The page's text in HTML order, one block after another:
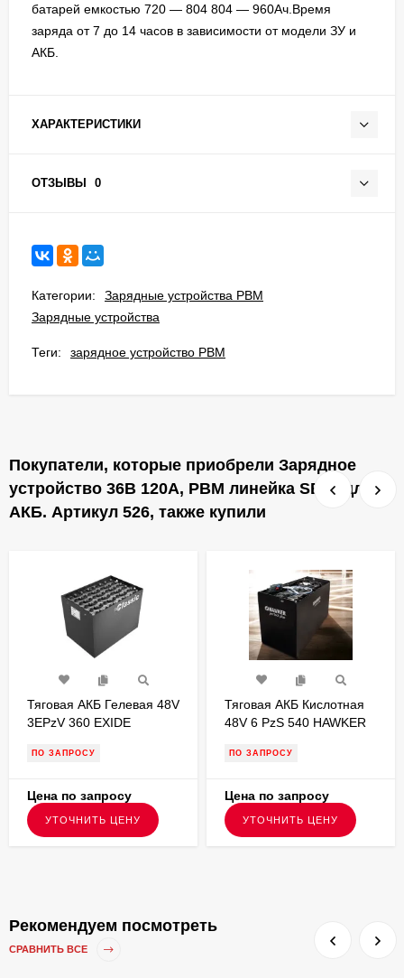
батарей емкостью 720 — 804 804 — 960Ач.Время
заряда от 7 до 14 часов в зависимости от модели ЗУ и
АКБ.
ХАРАКТЕРИСТИКИ
ОТЗЫВЫ 0
Категории:
Зарядные устройства PBM
Зарядные устройства
Теги: зарядное устройство PBM
Покупатели, которые приобрели Зарядное
устройство 36В 120А, PBM линейка SE M для
АКБ. Артикул 526, также купили
Тяговая АКБ Гелевая 48V
3EPzV 360 EXIDE
FKB000163
ПО ЗАПРОСУ
Цена по запросу
УТОЧНИТЬ ЦЕНУ
Тяговая АКБ Кислотная
48V 6 PzS 540 HAWKER
ПО ЗАПРОСУ
Цена по запросу
УТОЧНИТЬ ЦЕНУ
Рекомендуем посмотреть
СРАВНИТЬ ВСЕ